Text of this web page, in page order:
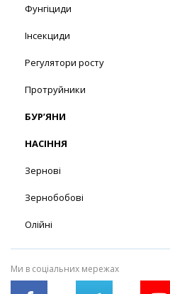
Фунгіциди
Інсекциди
Регулятори росту
Протруйники
БУР’ЯНИ
НАСІННЯ
Зернові
Зернобобові
Олійні
Ми в соціальних мережах